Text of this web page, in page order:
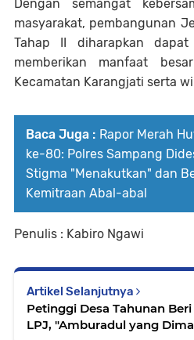
Dengan semangat
masyarakat, pembangunan
Tahap II diharapkan
memberikan manfaat
Kecamatan Karangjati serta
Baca Juga : Rapor Merah
ke-80: Polres Sampang
Stigma "Menakutkan" dan
Kemitraan Abal-abal
Penulis : Kabiro Ngawi
Artikel Selanjutnya
Petinggi Desa Tahunan
LPJ, "Amburadul yang